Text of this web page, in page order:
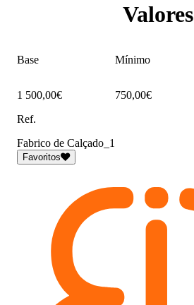
Valores
Base Mínimo
1 500,00€ 750,00€
Ref.
Fabrico de Calçado_1
Favoritos